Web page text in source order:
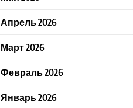
Апрель 2026
Март 2026
Февраль 2026
Январь 2026